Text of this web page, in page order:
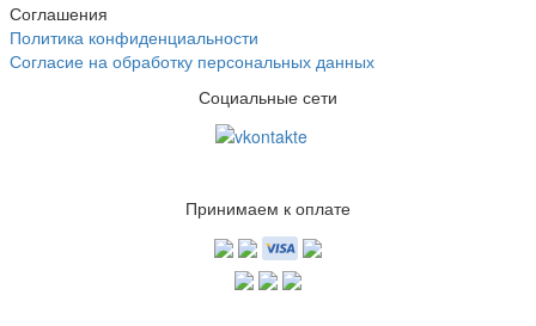
Соглашения
Политика конфиденциальности
Согласие на обработку персональных данных
Социальные сети
Принимаем к оплате